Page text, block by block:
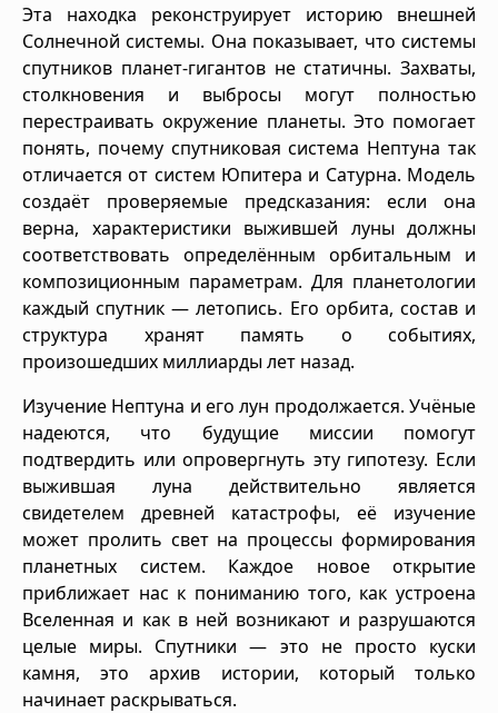
Эта находка реконструирует историю внешней
Солнечной системы. Она показывает, что системы
спутников планет-гигантов не статичны. Захваты,
столкновения и выбросы могут полностью
перестраивать окружение планеты. Это помогает
понять, почему спутниковая система Нептуна так
отличается от систем Юпитера и Сатурна. Модель
создаёт проверяемые предсказания: если она
верна, характеристики выжившей луны должны
соответствовать определённым орбитальным и
композиционным параметрам. Для планетологии
каждый спутник — летопись. Его орбита, состав и
структура хранят память о событиях,
произошедших миллиарды лет назад.
Изучение Нептуна и его лун продолжается. Учёные
надеются, что будущие миссии помогут
подтвердить или опровергнуть эту гипотезу. Если
выжившая луна действительно является
свидетелем древней катастрофы, её изучение
может пролить свет на процессы формирования
планетных систем. Каждое новое открытие
приближает нас к пониманию того, как устроена
Вселенная и как в ней возникают и разрушаются
целые миры. Спутники — это не просто куски
камня, это архив истории, который только
начинает раскрываться.